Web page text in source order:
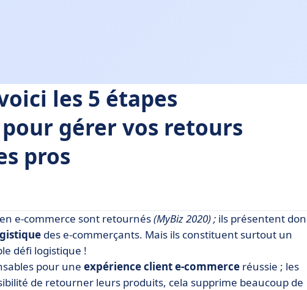
les 5 étapes
gérer vos retours
pros
?
gestion des retours
e-commerce sont retournés(MyBiz 2020) ; ils présentent
des e-commerçants. Mais ils constituent surtout un
défi logistique !
pour une expérience client e-commerce réussie ; les
de retourner leurs produits, cela supprime beaucoup de